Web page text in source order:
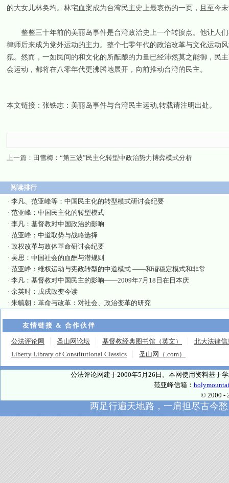
的大女儿林奂均。林宅血案成为台湾民主史上最哀伤的一页，且至今
整整三十年前的美丽岛事件是台湾政治史上一个转捩点。他让人们
律师后来成为党外运动的主力。整个七零年代的政治改革与文化运动
氛。然而，一如民间的和文化的所酝酿的力量已经沛然莫之能御，民
会运动，都将在八零年代更沸腾地展开，向前推动台湾的民主。
本文链接： 张铁志：美丽岛事件与台湾民主运动,转载请注明出处。
上一篇： 田雪梅：“第三波”民主化转型中政治势力博弈模式分析
阅读排行
· 李凡、范亚峰等：中国民主化的转型模式研讨会纪要
· 范亚峰：中国民主化的转型模式
· 李凡：基督教对中国政治的影响
· 范亚峰：中道取势与战略选择
· 政权改革与政体革命研讨会纪要
· 吴思：中国社会的血酬与潜规则
· 范亚峰：维权运动与宪政转型的中道模式 ——和谐稳定模式和非常
· 李凡：基督教对中国民主的影响——2009年7月18日在日本庆
· 余英时：戊戌政变今读
· 朱毓朝：革命与改革：对社会、政治变革的研究
友情链接 & 合作伙伴
公法评论网 圣山网论坛 基督教经典图书馆（英文）
北大法律信
Liberty Library of Constitutional Classics
圣山网（.com）
公法评论网建于2000年5月26日。本网使用资料基于
范亚峰信箱：
© 2000 -
两足行遍天地路，一肩担尽古今